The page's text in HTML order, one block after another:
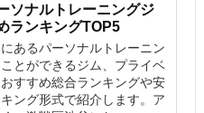
ソナルトレーニングジ
ランキングTOP5
あるパーソナルトレーニン
とができるジム、プライベ
すすめ総合ランキングや安
ング形式で紹介します。ア